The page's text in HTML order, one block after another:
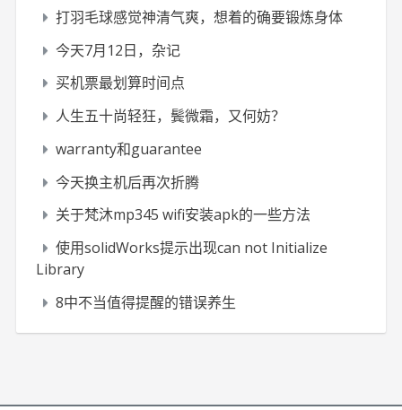
打羽毛球感觉神清气爽，想着的确要锻炼身体
今天7月12日，杂记
买机票最划算时间点
人生五十尚轻狂，鬓微霜，又何妨？
warranty和guarantee
今天换主机后再次折腾
关于梵沐mp345 wifi安装apk的一些方法
使用solidWorks提示出现can not Initialize
Library
8中不当值得提醒的错误养生